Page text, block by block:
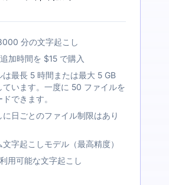
分の文字起こし
加時間を $15 で購入
は最長 5 時間または最大 5 GB
ています。一度に 50 ファイルを
できます。
に日ごとのファイル制限はあり
字起こしモデル（最高精度）
用可能な文字起こし